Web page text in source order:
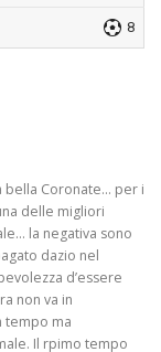
8
bella Coronate… per i
delle migliori
la negativa sono
dazio nel
d’essere
non va in
tempo ma
Il rpimo tempo